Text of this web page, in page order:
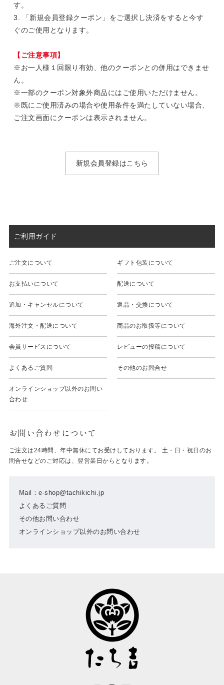
す。
3. 「新規会員登録クーポン」をご選択し決済をすると今す
ぐのご使用となります。
【ご注意事項】
※お一人様１回限り有効、他のクーポンとの併用はできませ
ん。
※一部のクーポン対象外商品にはご使用いただけません。
※既にご使用済みの場合や使用条件を満たしていない場合、
ご注文画面にクーポンは表示されません。
新規会員登録はこちら
ご利用ガイド
ご注文について ギフト包装について
お支払いについて 配送について
追加・キャンセルについて 返品・交換について
海外注文・配送について 商品のお取扱等について
会員サービスについて レビューの投稿について
よくあるご質問 その他のお問合せ
オンラインショップ以外のお問い
合わせ
お問い合わせについて
Mail：e-shop@tachikichi.jp
よくあるご質問
その他お問い合わせ
オンラインショップ以外のお問い合わせ
ご注文は24時間、年中無休にてお受けしております。 土・日・祝日のお
問合せなどのご対応は、翌営業日からとなります。